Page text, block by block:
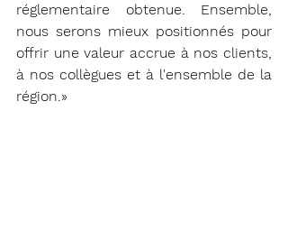
réglementaire obtenue. Ensemble,
nous serons mieux positionnés pour
offrir une valeur accrue à nos clients,
à nos collègues et à l'ensemble de la
région.»